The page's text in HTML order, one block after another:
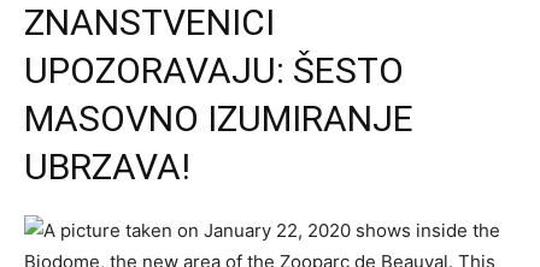
ZNANSTVENICI
UPOZORAVAJU: ŠESTO
MASOVNO IZUMIRANJE
UBRZAVA!